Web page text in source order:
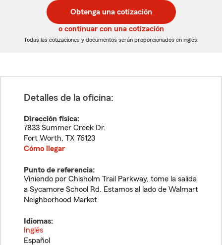
de
5
dígitos
de
5
dígitos
Obtenga una cotización
o continuar con una cotización
Todas las cotizaciones y documentos serán proporcionados en inglés.
Detalles de la oficina:
Dirección física:
7833 Summer Creek Dr.
Fort Worth, TX 76123
Cómo llegar
Punto de referencia:
Viniendo por Chisholm Trail Parkway, tome la salida
a Sycamore School Rd. Estamos al lado de Walmart
Neighborhood Market.
Idiomas:
Inglés
Español